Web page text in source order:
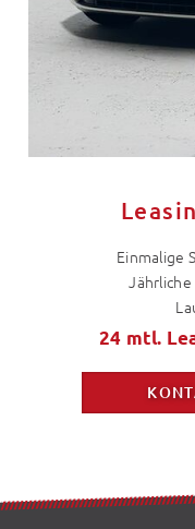
Einmalige
Jährliche
24 mtl.